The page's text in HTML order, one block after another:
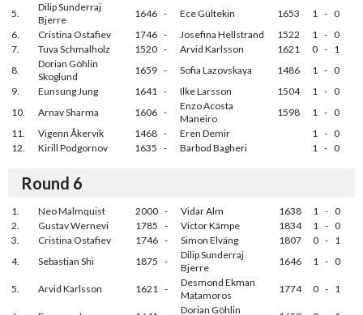
5.
Dilip Sunderraj
Bjerre
1646 - Ece Gültekin 1653 1 - 0
6.
Cristina Ostafiev 1746 - Josefina Hellstrand 1522 1 - 0
7.
Tuva Schmalholz 1520 - Arvid Karlsson 1621 0 - 1
8.
Dorian Göhlin
Skoglund
1659 - Sofia Lazovskaya 1486 1 - 0
9.
Eunsung Jung 1641 - Ilke Larsson 1504 1 - 0
10.
Arnav Sharma 1606 -
Enzo Acosta
Maneiro
1598 1 - 0
11.
Vigenn Åkervik 1468 - Eren Demir 1 - 0
12.
Kirill Podgornov 1635 - Barbod Bagheri 1 - 0
Round 6
1. Neo Malmquist 2000 - Vidar Alm 1638 1 - 0
2.
Gustav Wernevi 1785 - Victor Kämpe 1834 1 - 0
3.
Cristina Ostafiev 1746 - Simon Elväng 1807 0 - 1
4.
Sebastian Shi 1875 -
Dilip Sunderraj
Bjerre
1646 1 - 0
5. Arvid Karlsson 1621 -
Desmond Ekman
Matamoros
1774 0 - 1
Dorian Göhlin